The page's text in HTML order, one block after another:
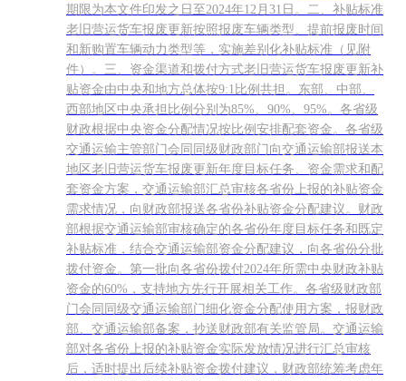
期限为本文件印发之日至2024年12月31日。二、补贴标准
老旧营运货车报废更新按照报废车辆类型、提前报废时间
和新购置车辆动力类型等，实施差别化补贴标准（见附
件）。三、资金渠道和拨付方式老旧营运货车报废更新补
贴资金由中央和地方总体按9:1比例共担。东部、中部、
西部地区中央承担比例分别为85%、90%、95%。各省级
财政根据中央资金分配情况按比例安排配套资金。各省级
交通运输主管部门会同同级财政部门向交通运输部报送本
地区老旧营运货车报废更新年度目标任务、资金需求和配
套资金方案，交通运输部汇总审核各省份上报的补贴资金
需求情况，向财政部报送各省份补贴资金分配建议。财政
部根据交通运输部审核确定的各省份年度目标任务和既定
补贴标准，结合交通运输部资金分配建议，向各省份分批
拨付资金。第一批向各省份拨付2024年所需中央财政补贴
资金的60%，支持地方先行开展相关工作。各省级财政部
门会同同级交通运输部门细化资金分配使用方案，报财政
部、交通运输部备案，抄送财政部有关监管局。交通运输
部对各省份上报的补贴资金实际发放情况进行汇总审核
后，适时提出后续补贴资金拨付建议，财政部统筹考虑年